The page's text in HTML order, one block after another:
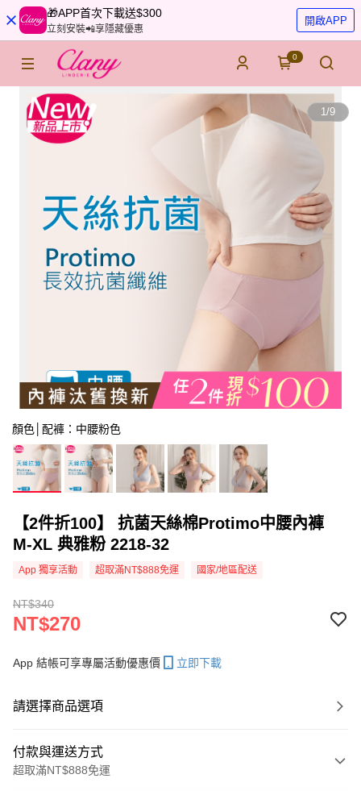
🎁APP首次下載送$300
立刻安裝📲享隱藏優惠
開啟APP
0
1/9
顏色│配褲：中腰粉色
【2件折100】 抗菌天絲棉Protimo中腰內褲
M-XL 典雅粉 2218-32
App 獨享活動 超取滿NT$888免運 國家/地區配送
NT$340
NT$270
App 結帳可享專屬活動優惠價 立即下載
請選擇商品選項
付款與運送方式
超取滿NT$888免運